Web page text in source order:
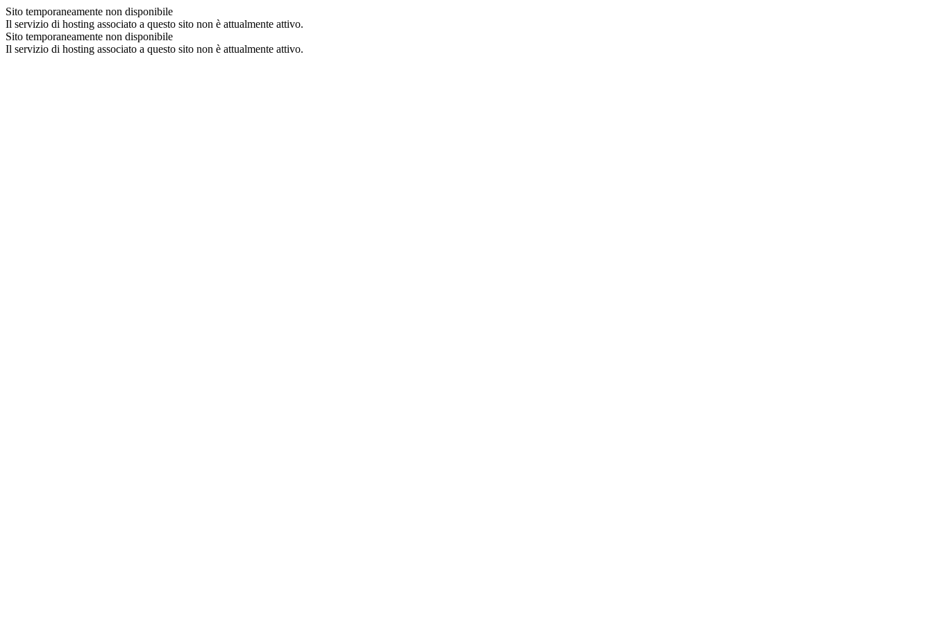
Sito temporaneamente non disponibile
Il servizio di hosting associato a questo sito non è attualmente attivo.
Sito temporaneamente non disponibile
Il servizio di hosting associato a questo sito non è attualmente attivo.